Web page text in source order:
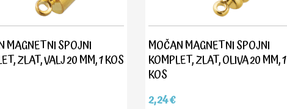
MAGNETNI SPOJNI
ZLAT, VALJ 20 MM, 1 KOS
MOČAN MAGNETNI SPOJNI
KOMPLET, ZLAT, OLIVA 20 MM, 1
KOS
2,24€